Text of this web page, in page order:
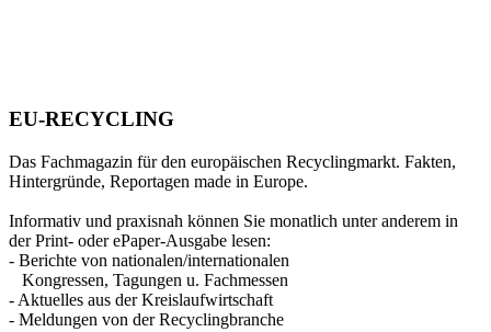
EU-RECYCLING
Das Fachmagazin für den europäischen Recyclingmarkt. Fakten,
Hintergründe, Reportagen made in Europe.
Informativ und praxisnah können Sie monatlich unter anderem in
der Print- oder ePaper-Ausgabe lesen:
- Berichte von nationalen/internationalen
Kongressen, Tagungen u. Fachmessen
- Aktuelles aus der Kreislaufwirtschaft
- Meldungen von der Recyclingbranche